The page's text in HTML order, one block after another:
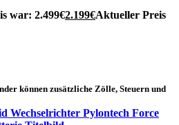
war: 2.499€2.199€Aktueller Preis
können zusätzliche Zölle, Steuern und